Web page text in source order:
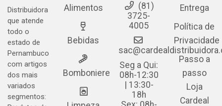
Distribuidora
que atende
todo o
estado de
Pernambuco
com artigos
dos mais
variados
segmentos:
Alimentos
Bebidas
Bomboniere
(81)
3725-
4005
Seg a Qui:
08h-12:30
| 13:30-
18h
Entrega
Política de
Privacidade
Passo a
passo
Loja
Cardeal